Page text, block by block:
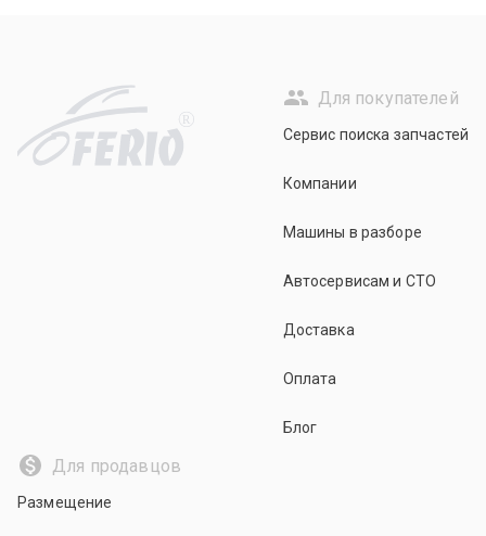
R
Для покупателей
Сервис поиска запчастей
Компании
Машины в разборе
Автосервисам и СТО
Доставка
Оплата
Блог
Для продавцов
Размещение